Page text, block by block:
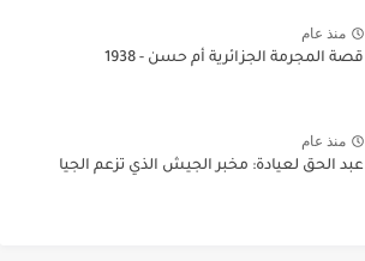
منذ عام
قصة المجرمة الجزائرية أم حسن - 1938
منذ عام
عبد الحق لعيادة: مخبر الجيش الذي تزعم الجيا